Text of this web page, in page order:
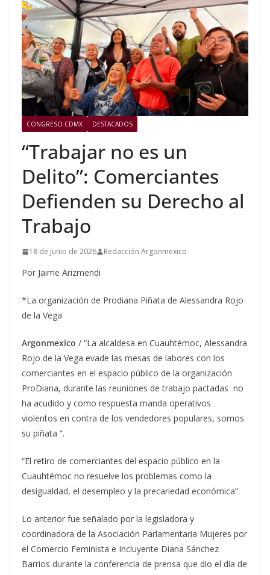
CONGRESO CDMX DESTACADOS
“Trabajar no es un
Delito”: Comerciantes
Defienden su Derecho al
Trabajo
18 de junio de 2026 Redacción Argonmexico
Por Jaime Arizmendi
*La organización de Prodiana Piñata de Alessandra Rojo
de la Vega
Argonmexico / “La alcaldesa en Cuauhtémoc, Alessandra
Rojo de la Vega evade las mesas de labores con los
comerciantes en el espacio público de la organización
ProDiana, durante las reuniones de trabajo pactadas no
ha acudido y como respuesta manda operativos
violentos en contra de los vendedores populares, somos
su piñata “.
“El retiro de comerciantes del espacio público en la
Cuauhtémoc no resuelve los problemas como la
desigualdad, el desempleo y la precariedad económica”.
Lo anterior fue señalado por la legisladora y
coordinadora de la Asociación Parlamentaria Mujeres por
el Comercio Feminista e Incluyente Diana Sánchez
Barrios durante la conferencia de prensa que dio el día de